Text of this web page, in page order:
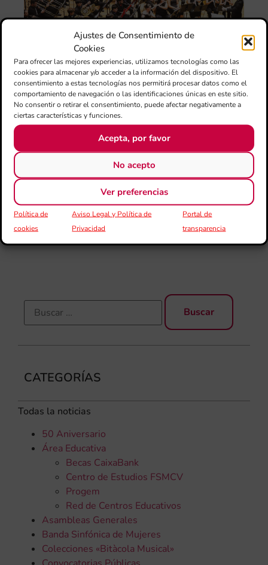
Ajustes de Consentimiento de
Cookies
Para ofrecer las mejores experiencias, utilizamos tecnologías como las
cookies para almacenar y/o acceder a la información del dispositivo. El
consentimiento a estas tecnologías nos permitirá procesar datos como el
comportamiento de navegación o las identificaciones únicas en este sitio.
No consentir o retirar el consentimiento, puede afectar negativamente a
ciertas características y funciones.
Acepta, por favor
No acepto
Ver preferencias
Política de
cookies
Aviso Legal y Política de
Privacidad
Portal de
transparencia
CATEGORÍAS
Todas la noticias
50 Aniversario
Área Educativa
Becas CaixaBank
Centro de Estudios FSMCV
Progem
Red de Centros Educativos
Asambleas Generales
Banda Sinfónica de Mujeres
Colecciones «Bitàcola Musical»